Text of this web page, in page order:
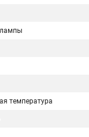
температура